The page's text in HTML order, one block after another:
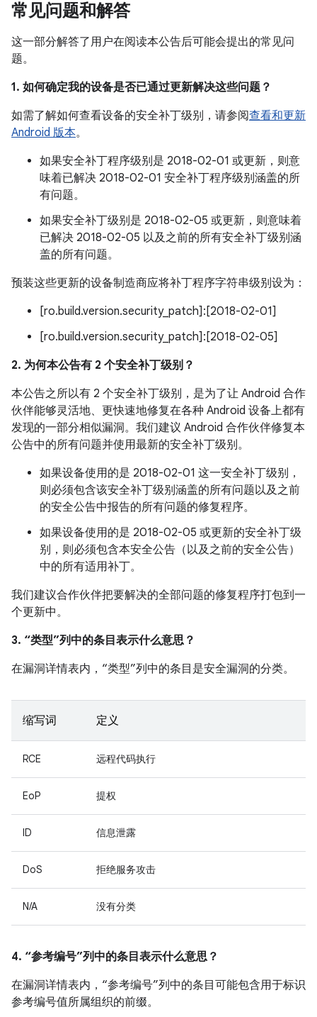
常见问题和解答
这一部分解答了用户在阅读本公告后可能会提出的常见问
题。
1. 如何确定我的设备是否已通过更新解决这些问题？
如需了解如何查看设备的安全补丁级别，请参阅查看和更新
Android 版本。
如果安全补丁程序级别是 2018-02-01 或更新，则意
味着已解决 2018-02-01 安全补丁程序级别涵盖的所
有问题。
如果安全补丁级别是 2018-02-05 或更新，则意味着
已解决 2018-02-05 以及之前的所有安全补丁级别涵
盖的所有问题。
预装这些更新的设备制造商应将补丁程序字符串级别设为：
[ro.build.version.security_patch]:[2018-02-01]
[ro.build.version.security_patch]:[2018-02-05]
2. 为何本公告有 2 个安全补丁级别？
本公告之所以有 2 个安全补丁级别，是为了让 Android 合作
伙伴能够灵活地、更快速地修复在各种 Android 设备上都有
发现的一部分相似漏洞。我们建议 Android 合作伙伴修复本
公告中的所有问题并使用最新的安全补丁级别。
如果设备使用的是 2018-02-01 这一安全补丁级别，
则必须包含该安全补丁级别涵盖的所有问题以及之前
的安全公告中报告的所有问题的修复程序。
如果设备使用的是 2018-02-05 或更新的安全补丁级
别，则必须包含本安全公告（以及之前的安全公告）
中的所有适用补丁。
我们建议合作伙伴把要解决的全部问题的修复程序打包到一
个更新中。
3. “类型”列中的条目表示什么意思？
在漏洞详情表内，“类型”列中的条目是安全漏洞的分类。
缩写词 定义
RCE 远程代码执行
EoP 提权
ID 信息泄露
DoS 拒绝服务攻击
N/A 没有分类
4. “参考编号”列中的条目表示什么意思？
在漏洞详情表内，“参考编号”列中的条目可能包含用于标识
参考编号值所属组织的前缀。